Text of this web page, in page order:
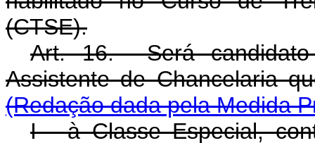
(CTSE).
Art. 16. Será
Assistente de Chancelaria
(Redação dada pela Medida
I - à Classe Especial,